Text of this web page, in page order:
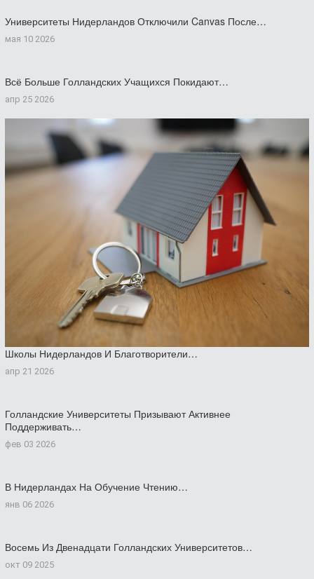
Университеты Нидерландов Отключили Canvas После…
мая 10 2026
Всё Больше Голландских Учащихся Покидают…
апр 25 2026
Школы Нидерландов И Благотворители…
апр 21 2026
Голландские Университеты Призывают Активнее
Поддерживать…
фев 03 2026
В Нидерландах На Обучение Чтению…
янв 06 2026
Восемь Из Двенадцати Голландских Университетов…
окт 09 2025